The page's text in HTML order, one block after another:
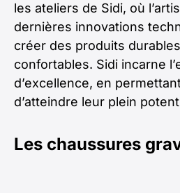
les ateliers de Sidi, où
dernières innovations
créer des produits
confortables. Sidi incarne
d’excellence, en
d’atteindre leur plein
Les chaussures